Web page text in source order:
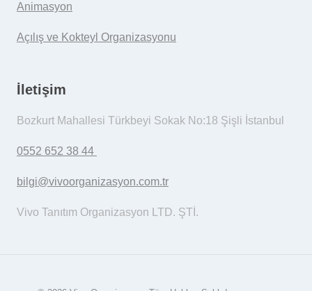
Animasyon
Açılış ve Kokteyl Organizasyonu
İletişim
Bozkurt Mahallesi Türkbeyi Sokak No:18 Şişli İstanbul
0552 652 38 44
bilgi@vivoorganizasyon.com.tr
Vivo Tanıtım Organizasyon LTD. ŞTİ.